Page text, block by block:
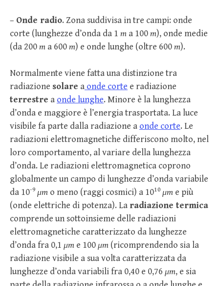
– Onde radio. Zona suddivisa in tre campi: onde
corte (lunghezze d’onda da 1 m a 100m), onde medie
(da 200m a 600m) e onde lunghe (oltre 600m).
Normalmente viene fatta una distinzione tra
radiazione solare a onde corte e radiazione
terrestre a onde lunghe. Minore è la lunghezza
d’onda e maggiore è l’energia trasportata. La luce
visibile fa parte dalla radiazione a onde corte. Le
radiazioni elettromagnetiche differiscono molto, nel
loro comportamento, al variare della lunghezza
d’onda. Le radiazioni elettromagnetica coprono
globalmente un campo di lunghezze d’onda variabile
da 10-9 μm o meno (raggi cosmici) a 1010 μm e più
(onde elettriche di potenza). La radiazione termica
comprende un sottoinsieme delle radiazioni
elettromagnetiche caratterizzato da lunghezze
d’onda fra 0,1 μm e 100μm (ricomprendendo sia la
radiazione visibile a sua volta caratterizzata da
lunghezze d’onda variabili fra 0,40 e 0,76 μm, e sia